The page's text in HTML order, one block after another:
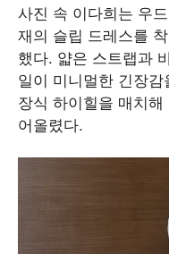
사진 속 이다희는 우
재의 슬립 드레스를
했다. 얇은 스트랩과
일이 미니멀한 긴장
장식 하이힐을 매치
어올렸다.